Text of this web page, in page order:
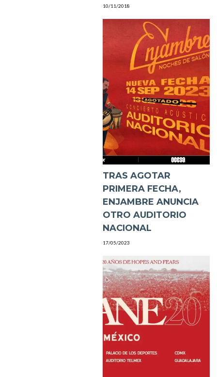
10/11/2018
TRAS AGOTAR
PRIMERA FECHA,
ENJAMBRE ANUNCIA
OTRO AUDITORIO
NACIONAL
17/05/2023